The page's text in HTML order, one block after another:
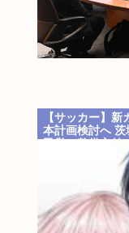
【サッカー】
本計画検討へ